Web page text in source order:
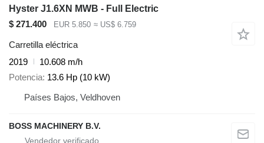
Hyster J1.6XN MWB - Full Electric
$ 271.400
EUR 5.850 ≈ US$ 6.759
Carretilla eléctrica
2019
10.608 m/h
Potencia 13.6 Hp (10 kW)
Países Bajos, Veldhoven
BOSS MACHINERY B.V.